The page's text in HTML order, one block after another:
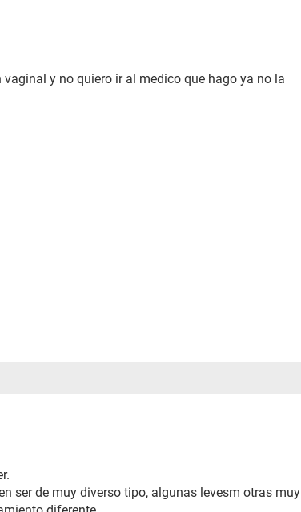
y no quiero ir al medico que hago ya no la
ser de muy diverso tipo, algunas levesm otras muy